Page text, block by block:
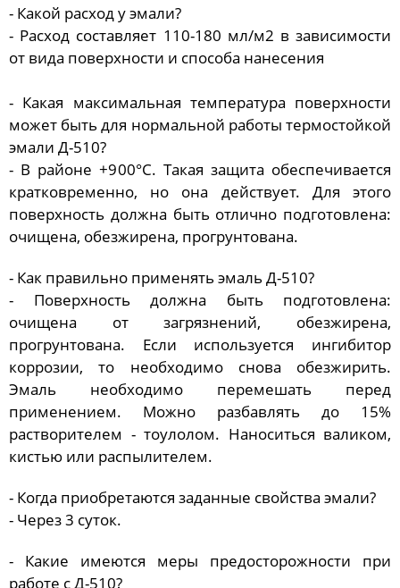
- Какой расход у эмали?
- Расход составляет 110-180 мл/м2 в зависимости
от вида поверхности и способа нанесения
- Какая максимальная температура поверхности
может быть для нормальной работы термостойкой
эмали Д-510?
- В районе +900°C. Такая защита обеспечивается
кратковременно, но она действует. Для этого
поверхность должна быть отлично подготовлена:
очищена, обезжирена, прогрунтована.
- Как правильно применять эмаль Д-510?
- Поверхность должна быть подготовлена:
очищена от загрязнений, обезжирена,
прогрунтована. Если используется ингибитор
коррозии, то необходимо снова обезжирить.
Эмаль необходимо перемешать перед
применением. Можно разбавлять до 15%
растворителем - тоулолом. Наноситься валиком,
кистью или распылителем.
- Когда приобретаются заданные свойства эмали?
- Через 3 суток.
- Какие имеются меры предосторожности при
работе с Д-510?